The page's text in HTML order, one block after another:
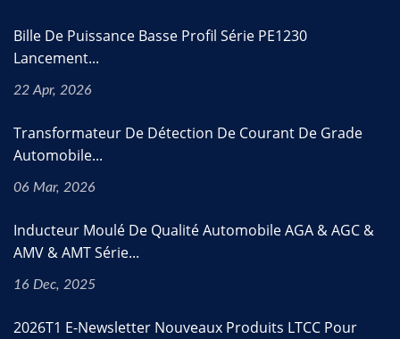
Bille De Puissance Basse Profil Série PE1230
Lancement...
22 Apr, 2026
Transformateur De Détection De Courant De Grade
Automobile...
06 Mar, 2026
Inducteur Moulé De Qualité Automobile AGA & AGC &
AMV & AMT Série...
16 Dec, 2025
2026T1 E-Newsletter Nouveaux Produits LTCC Pour